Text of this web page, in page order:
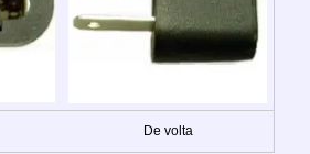
De volta